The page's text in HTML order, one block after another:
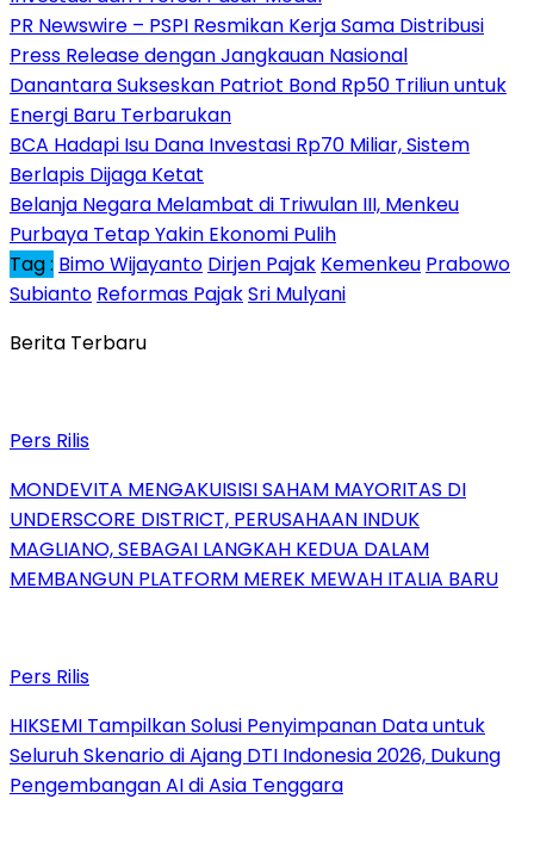
PR Newswire – PSPI Resmikan Kerja Sama Distribusi
Press Release dengan Jangkauan Nasional
Danantara Sukseskan Patriot Bond Rp50 Triliun untuk
Energi Baru Terbarukan
BCA Hadapi Isu Dana Investasi Rp70 Miliar, Sistem
Berlapis Dijaga Ketat
Belanja Negara Melambat di Triwulan III, Menkeu
Purbaya Tetap Yakin Ekonomi Pulih
Tag : Bimo Wijayanto Dirjen Pajak Kemenkeu Prabowo
Subianto Reformas PajakSri Mulyani
Berita Terbaru
Pers Rilis
MONDEVITA MENGAKUISISI SAHAM MAYORITAS DI
UNDERSCORE DISTRICT, PERUSAHAAN INDUK
MAGLIANO, SEBAGAI LANGKAH KEDUA DALAM
MEMBANGUN PLATFORM MEREK MEWAH ITALIA BARU
Pers Rilis
HIKSEMI Tampilkan Solusi Penyimpanan Data untuk
Seluruh Skenario di Ajang DTI Indonesia 2026, Dukung
Pengembangan AI di Asia Tenggara